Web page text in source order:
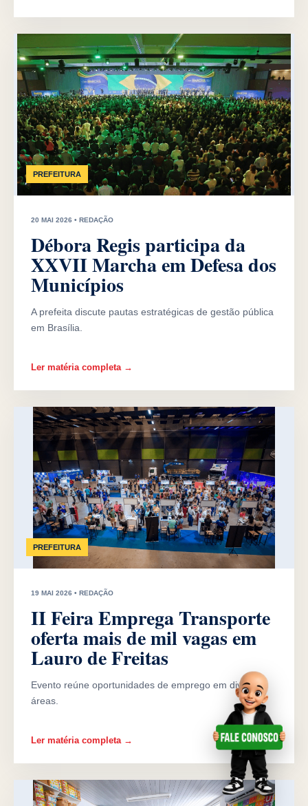
PREFEITURA
20 MAI 2026 • REDAÇÃO
Débora Regis participa da
XXVII Marcha em Defesa dos
Municípios
A prefeita discute pautas estratégicas de gestão pública
em Brasília.
Ler matéria completa →
PREFEITURA
19 MAI 2026 • REDAÇÃO
II Feira Emprega Transporte
oferta mais de mil vagas em
Lauro de Freitas
Evento reúne oportunidades de emprego em diversas
áreas.
Ler matéria completa →